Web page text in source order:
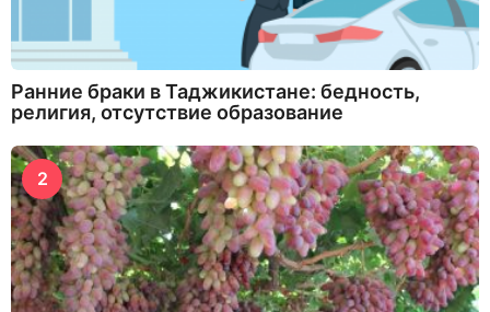
Ранние браки в Таджикистане: бедность,
религия, отсутствие образование
2